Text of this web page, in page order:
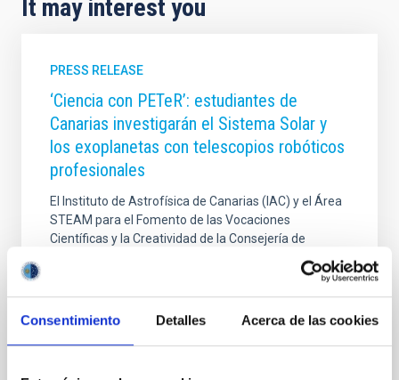
Consentimiento Detalles Acerca de las cookies
It may interest you
PRESS RELEASE
‘Ciencia con PETeR’: estudiantes de
Canarias investigarán el Sistema Solar y
los exoplanetas con telescopios robóticos
profesionales
El Instituto de Astrofísica de Canarias (IAC) y el Área
STEAM para el Fomento de las Vocaciones
Científicas y la Creatividad de la Consejería de
Educación, Formación Profesional, Actividad Física y
Deportes del Gobierno de Canarias anuncian el
lanzamiento de un ambicioso proyecto de innovación
educativa, Ciencia con PETeR: Investigando el
robóticos. Esta iniciativa, dirigida a centros de